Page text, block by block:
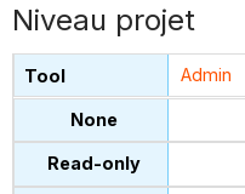
Niveau projet
Admin